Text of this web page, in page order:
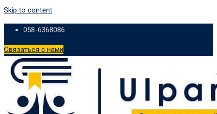
Skip to content
058-6368086
Связаться с нами